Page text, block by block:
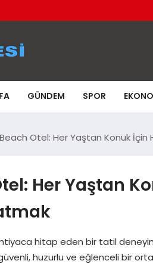
GÜNDEM SPOR
Otel: Her Yaştan Konuk İçin
Her Yaştan
hitap eden bir tatil
huzurlu ve eğlenceli bir